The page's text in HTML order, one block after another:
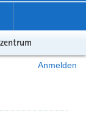
Anmelden